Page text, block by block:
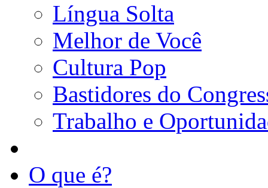
Língua Solta
Melhor de Você
Cultura Pop
Bastidores do
Trabalho e
O que é?